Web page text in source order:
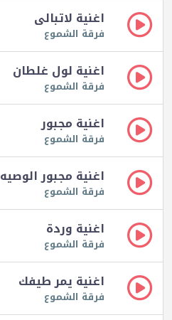
اغنية لاتبالى
فرقة الشموع
اغنية لول غلطان
فرقة الشموع
اغنية مجبور
فرقة الشموع
اغنية مجبور الوصيه
فرقة الشموع
اغنية وردة
فرقة الشموع
اغنية يمر طيفك
فرقة الشموع